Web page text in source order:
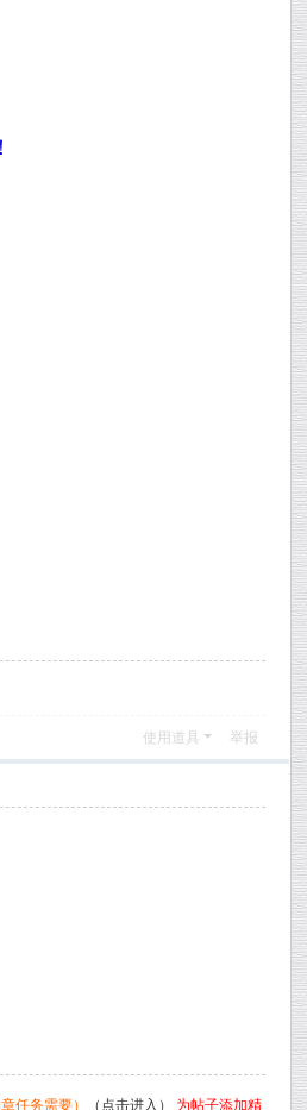
使用道具 举报
任务需要） （点击进入） 为帖子添加精